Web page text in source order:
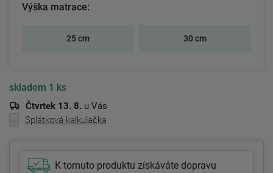
Výška matrace:
25 cm 30 cm
skladem 1 ks
Čtvrtek 13. 8. u Vás
Splátková kalkulačka
K tomuto produktu získáváte dopravu